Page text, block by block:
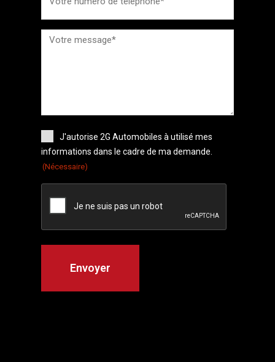
J'autorise 2G Automobiles à utilisé mes
informations dans le cadre de ma demande.
(Nécessaire)